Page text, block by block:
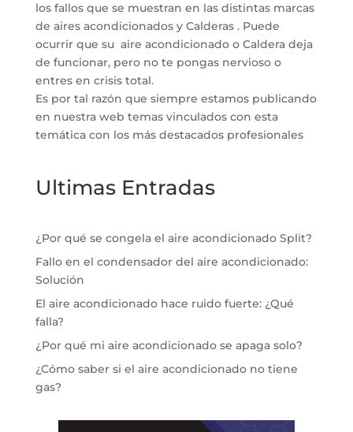
los fallos que se muestran en las distintas marcas
de aires acondicionados y Calderas . Puede
ocurrir que su aire acondicionado o Caldera deja
de funcionar, pero no te pongas nervioso o
entres en crisis total.
Es por tal razón que siempre estamos publicando
en nuestra web temas vinculados con esta
temática con los más destacados profesionales
Ultimas Entradas
¿Por qué se congela el aire acondicionado Split?
Fallo en el condensador del aire acondicionado:
Solución
El aire acondicionado hace ruido fuerte: ¿Qué
falla?
¿Por qué mi aire acondicionado se apaga solo?
¿Cómo saber si el aire acondicionado no tiene
gas?